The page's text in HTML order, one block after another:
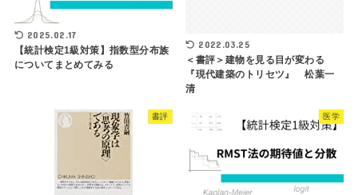
2025.02.17
【統計検定1級対策】指数型分布族
についてまとめてみる
2022.03.25
＜書評＞建物を見る目が変わる
『現代建築のトリセツ』 松葉一
清
書評 医学